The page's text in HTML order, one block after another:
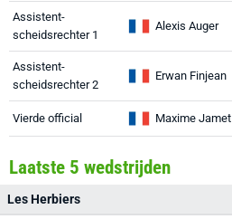
Assistent-
scheidsrechter 1
Alexis Auger
Assistent-
scheidsrechter 2
Erwan Finjean
Vierde official Maxime Jamet
Laatste 5 wedstrijden
Les Herbiers